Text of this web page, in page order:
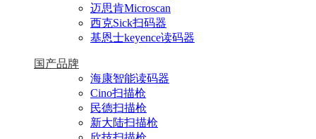
迈思肯Microscan
西克Sick扫码器
基恩士keyence读码器
国产品牌
海康智能读码器
Cino扫描枪
民德扫描枪
新大陆扫描枪